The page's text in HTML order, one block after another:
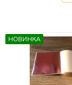
НОВИНКА